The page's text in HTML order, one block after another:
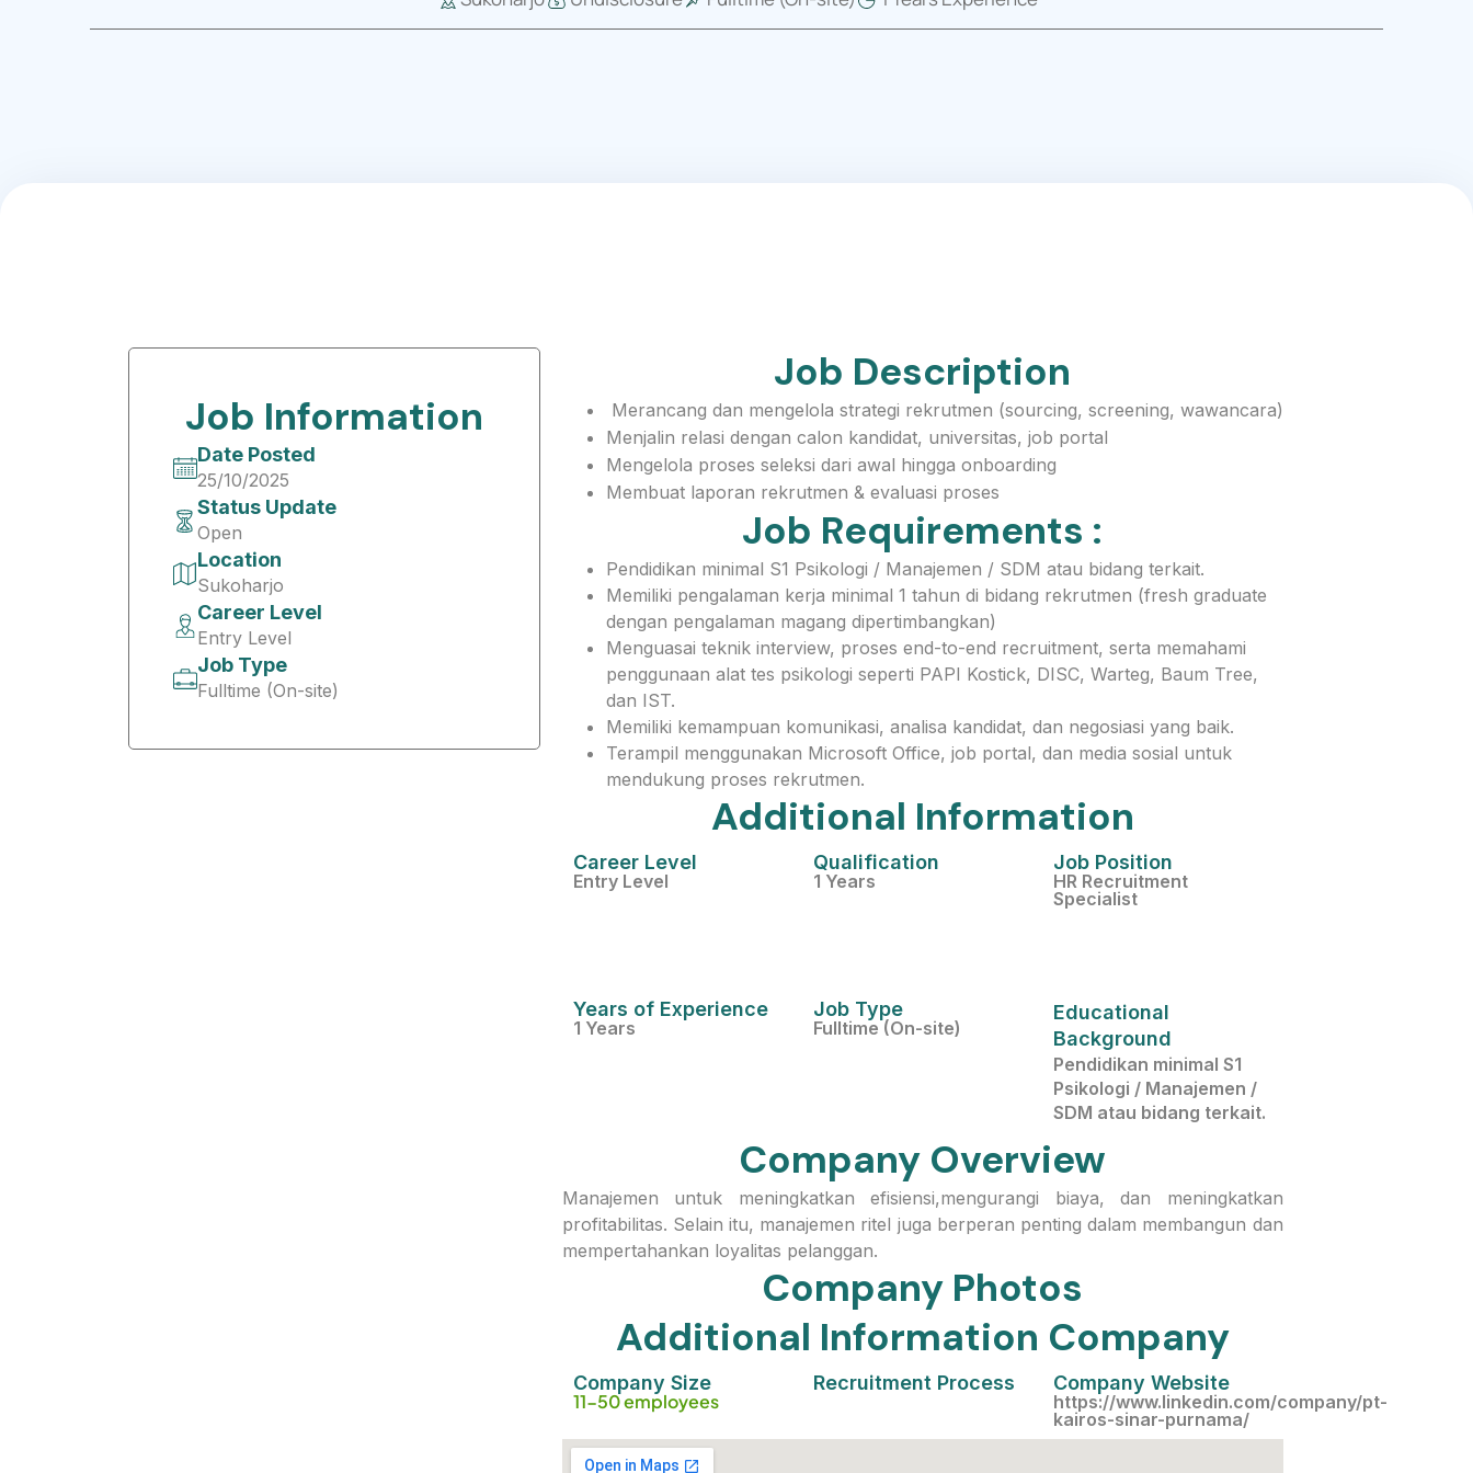
Job Information
Date Posted
25/10/2025
Status Update
Open
Location
Sukoharjo
Career Level
Entry Level
Job Type
Fulltime (On-site)
Job Description
Merancang dan mengelola strategi rekrutmen (sourcing, screening, wawancara)
Menjalin relasi dengan calon kandidat, universitas, job portal
Mengelola proses seleksi dari awal hingga onboarding
Membuat laporan rekrutmen & evaluasi proses
Job Requirements :
Pendidikan minimal S1 Psikologi / Manajemen / SDM atau bidang terkait.
Memiliki pengalaman kerja minimal 1 tahun di bidang rekrutmen (fresh graduate
dengan pengalaman magang dipertimbangkan)
Menguasai teknik interview, proses end-to-end recruitment, serta memahami
penggunaan alat tes psikologi seperti PAPI Kostick, DISC, Warteg, Baum Tree,
dan IST.
Memiliki kemampuan komunikasi, analisa kandidat, dan negosiasi yang baik.
Terampil menggunakan Microsoft Office, job portal, dan media sosial untuk
mendukung proses rekrutmen.
Additional Information
Career Level
Entry Level
Qualification
1 Years
Job Position
HR Recruitment
Specialist
Years of Experience
1 Years
Job Type
Fulltime (On-site)
Educational
Background
Pendidikan minimal S1
Psikologi / Manajemen /
SDM atau bidang terkait.
Company Overview
Manajemen untuk meningkatkan efisiensi,mengurangi biaya, dan meningkatkan
profitabilitas. Selain itu, manajemen ritel juga berperan penting dalam membangun dan
mempertahankan loyalitas pelanggan.
Company Photos
Additional Information Company
Company Size
11-50 employees
Recruitment Process Company Website
https://www.linkedin.com/company/pt-
kairos-sinar-purnama/